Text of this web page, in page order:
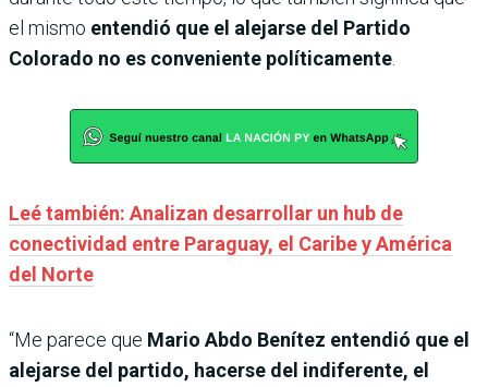
el mismo entendió que el alejarse del Partido
Colorado no es conveniente políticamente
Leé también: Analizan desarrollar un hub de
conectividad entre Paraguay, el Caribe y América
del Norte
“Me parece que Mario Abdo Benítez entendió que el
alejarse del partido, hacerse del indiferente, el